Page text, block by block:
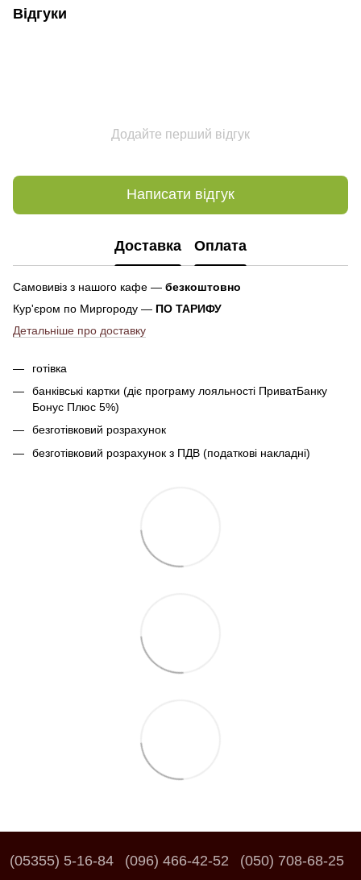
Відгуки
Додайте перший відгук
Написати відгук
Доставка Оплата
Самовивіз з нашого кафе — безкоштовно
Кур'єром по Миргороду — ПО ТАРИФУ
Детальніше про доставку
готівка
банківські картки (діє програму лояльності ПриватБанку
Бонус Плюс 5%)
безготівковий розрахунок
безготівковий розрахунок з ПДВ (податкові накладні)
(05355) 5-16-84 (096) 466-42-52 (050) 708-68-25